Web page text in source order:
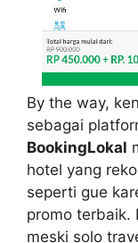
By the way,
sebagai
BookingLokal
hotel yang
seperti gue
promo terbaik.
meski solo